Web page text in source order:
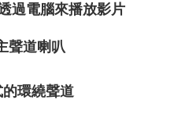
過電腦來播放影片
聲道喇叭
環繞聲道